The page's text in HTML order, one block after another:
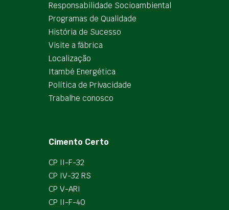
Responsabilidade Socioambiental
Programas de Qualidade
História de Sucesso
Visite a fábrica
Localização
Itambé Energética
Política de Privacidade
Trabalhe conosco
Cimento Certo
CP II-F-32
CP IV-32 RS
CP V-ARI
CP II-F-40